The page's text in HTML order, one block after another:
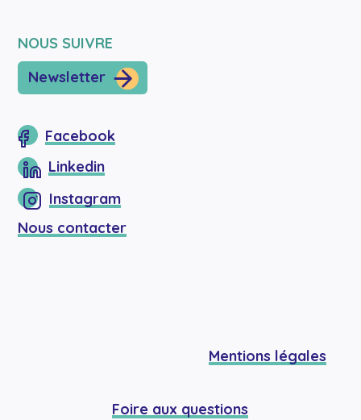
NOUS SUIVRE
Newsletter
Facebook
Linkedin
Instagram
Nous contacter
Mentions légales
Foire aux questions